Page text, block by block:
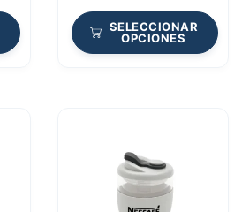
SELECCIONAR
OPCIONES